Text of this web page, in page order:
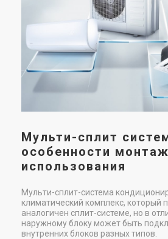
Мульти-сплит
особенности
использования
Мульти-сплит-система
климатический комплекс, который
аналогичен сплит-системе, но в
наружному блоку может быть
внутренних блоков разных типов.